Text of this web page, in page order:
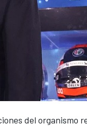
del organismo